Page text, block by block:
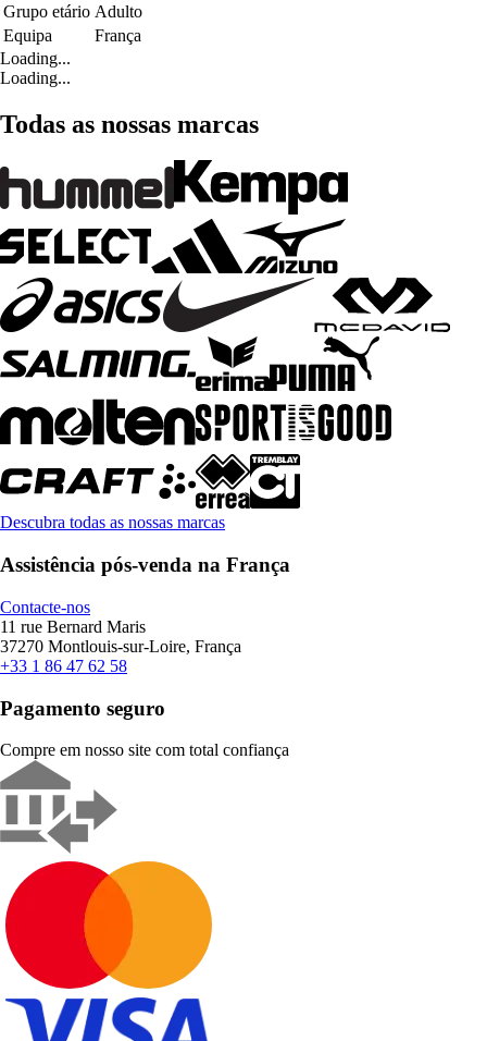
Grupo etário Adulto
Equipa
França
Loading...
Loading...
Todas as nossas marcas
Descubra todas as nossas marcas
Assistência pós-venda na França
Contacte-nos
11 rue Bernard Maris
37270 Montlouis-sur-Loire, França
+33 1 86 47 62 58
Pagamento seguro
Compre em nosso site com total confiança